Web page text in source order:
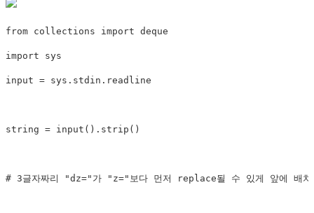
from collections import
import
input = sys . stdin . readline
string = input ( ) . strip ( )
# 3글자짜리 "dz="가 "z="보다 먼저 replace될 수 있게